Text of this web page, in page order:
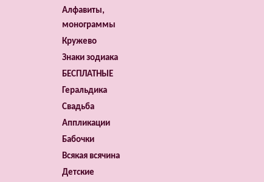
Алфавиты,
монограммы
Кружево
Знаки зодиака
БЕСПЛАТНЫЕ
Геральдика
Свадьба
Аппликации
Бабочки
Всякая всячина
Детские